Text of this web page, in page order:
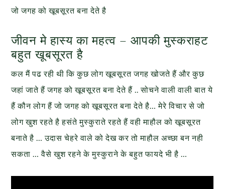
जो जगह को खूबसूरत बना देते है
जीवन मे हास्य का महत्व – आपकी मुस्कराहट
बहुत खूबसूरत है
कल मैं पढ रही थी कि कुछ लोग खूबसूरत जगह खोजते हैं और कुछ
जहां जाते हैं जगह को खूबसूरत बना देते हैं .. सोचने वाली वाली बात ये
हैं कौन लोग हैं जो जगह को खूबसूरत बना देते है… मेरे विचार से जो
लोग खुश रहते है हसंते मुस्कुराते रहते हैं वही माहौल को खूबसूरत
बनाते है … उदास चेहरे वाले को देख कर तो माहौल अच्छा बन नही
सकता … वैसे खुश रहने के मुस्कुराने के बहुत फायदे भी है …